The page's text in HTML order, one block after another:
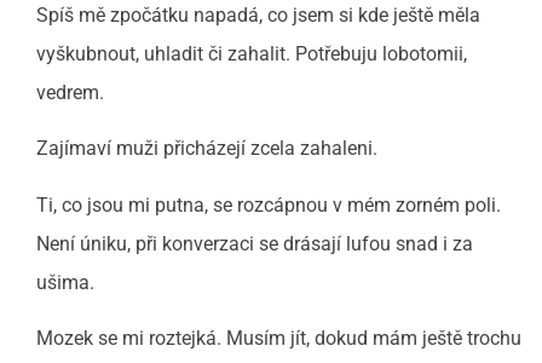
Spíš mě zpočátku napadá, co jsem si kde ještě měla
vyškubnout, uhladit či zahalit. Potřebuju lobotomii,
vedrem.
Zajímaví muži přicházejí zcela zahaleni.
Ti, co jsou mi putna, se rozcápnou v mém zorném poli.
Není úniku, při konverzaci se drásají lufou snad i za
ušima.
Mozek se mi roztejká. Musím jít, dokud mám ještě trochu